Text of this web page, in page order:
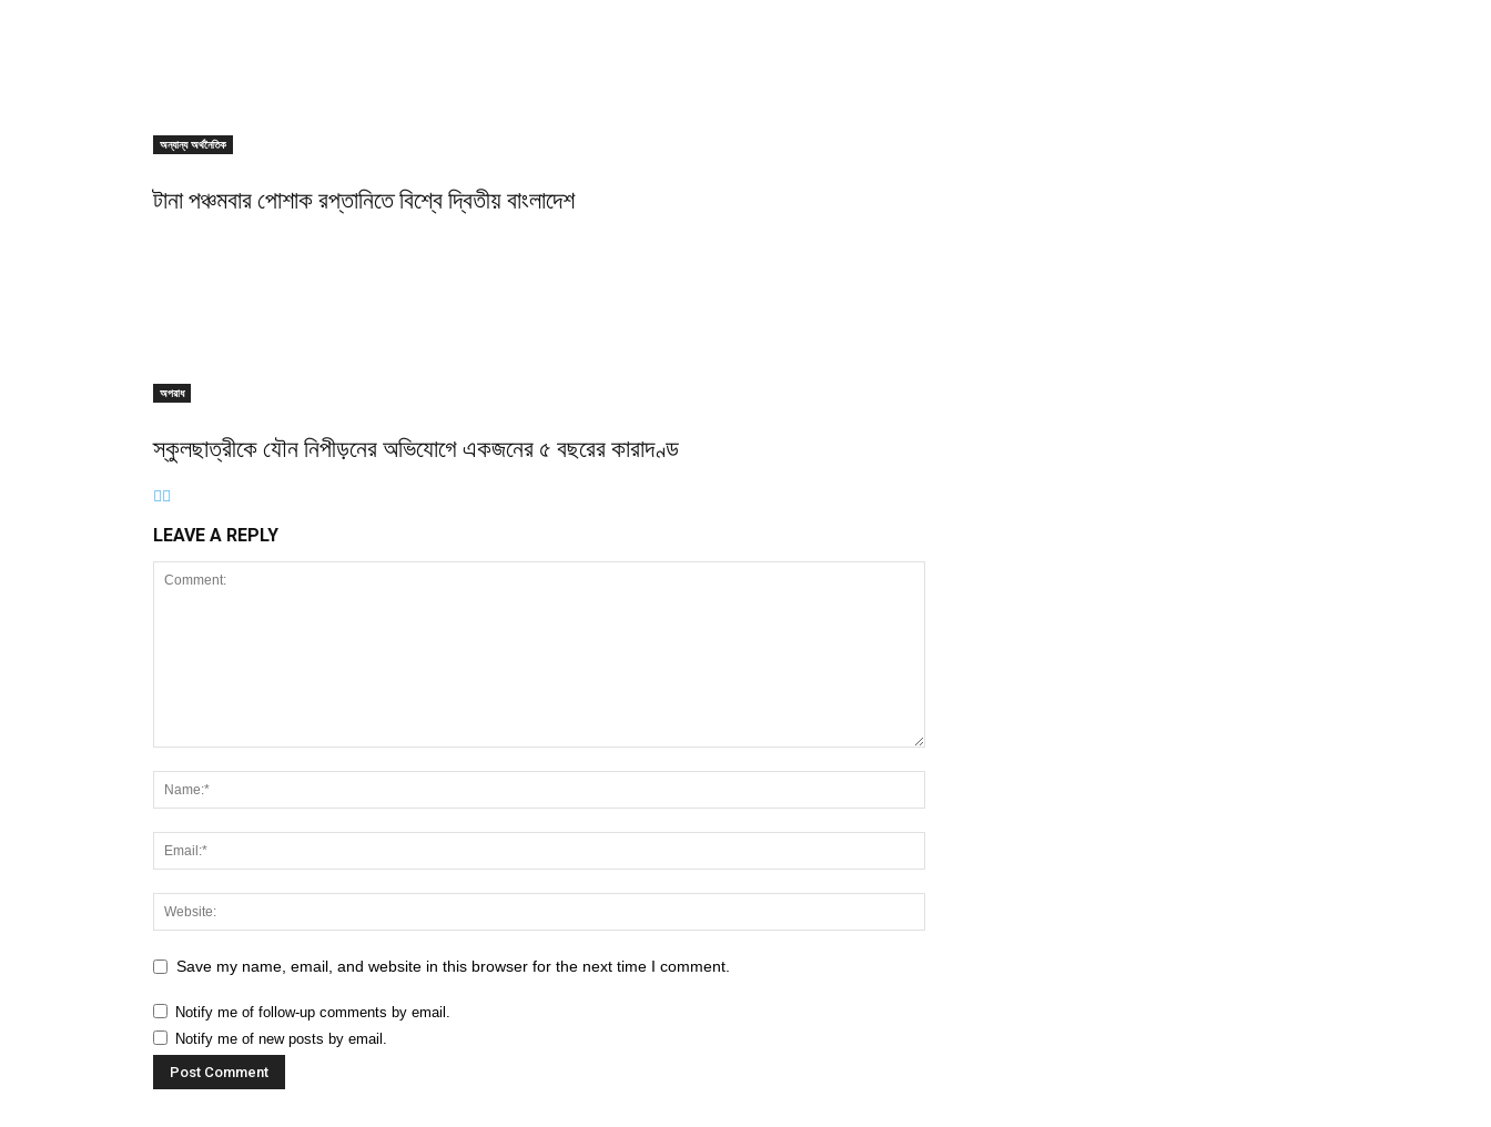
অন্যান্য অর্থনৈতিক
টানা পঞ্চমবার পোশাক রপ্তানিতে বিশ্বে দ্বিতীয় বাংলাদেশ
অপরাধ
স্কুলছাত্রীকে যৌন নিপীড়নের অভিযোগে একজনের ৫ বছরের কারাদণ্ড
LEAVE A REPLY
Save my name, email, and website in this browser for the next time I comment.
Notify me of follow-up comments by email.
Notify me of new posts by email.